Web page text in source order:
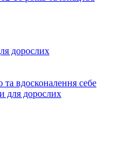
дорослих
та вдосконалення себе
для дорослих